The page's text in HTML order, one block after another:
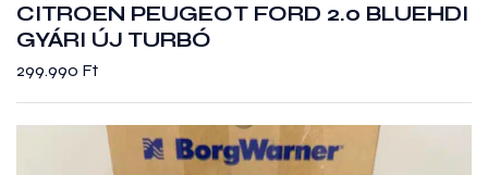
CITROEN PEUGEOT FORD 2.0 BLUEHDI
GYÁRI ÚJ TURBÓ
299.990 Ft